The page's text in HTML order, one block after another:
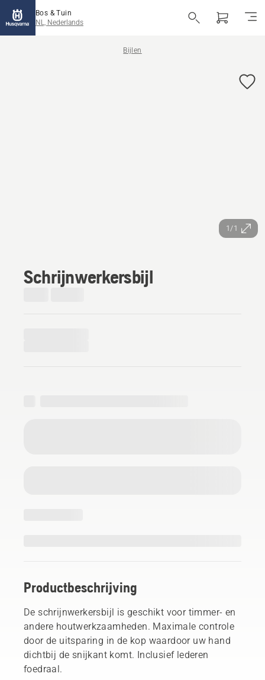
Bos & Tuin
NL, Nederlands
Bijlen
1/1
Schrijnwerkersbijl
Productbeschrijving
De schrijnwerkersbijl is geschikt voor timmer- en
andere houtwerkzaamheden. Maximale controle
door de uitsparing in de kop waardoor uw hand
dichtbij de snijkant komt. Inclusief lederen
foedraal.